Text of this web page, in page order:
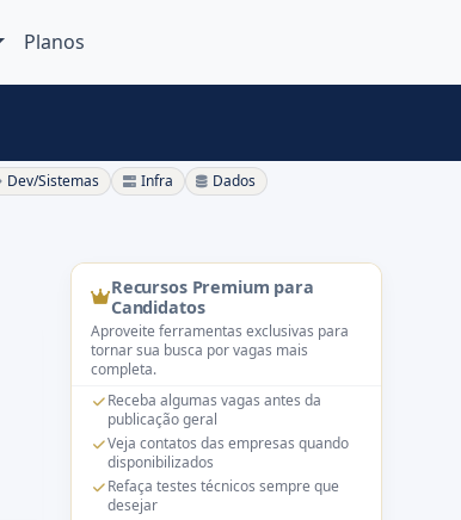
Planos
Dev/Sistemas Infra Dados
Recursos Premium para
Candidatos
Aproveite ferramentas exclusivas para
tornar sua busca por vagas mais
completa.
Receba algumas vagas antes da
publicação geral
Veja contatos das empresas quando
disponibilizados
Refaça testes técnicos sempre que
desejar